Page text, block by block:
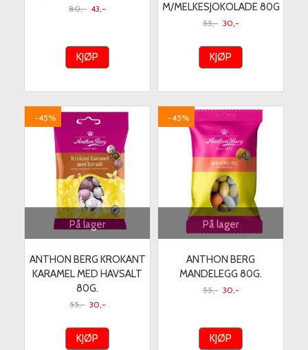
80,- 43,-
KJØP
M/MELKESJOKOLADE 80G
55,- 30,-
KJØP
På lager
-45%
ANTHON BERG KROKANT
KARAMEL MED HAVSALT
80G.
55,- 30,-
KJØP
På lager
-45%
ANTHON BERG
MANDELEGG 80G.
55,- 30,-
KJØP